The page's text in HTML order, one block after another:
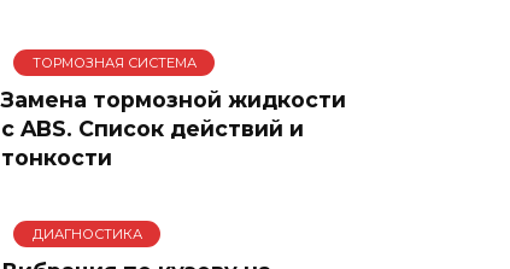
ТОРМОЗНАЯ СИСТЕМА
Замена тормозной жидкости
с ABS. Список действий и
тонкости
ДИАГНОСТИКА